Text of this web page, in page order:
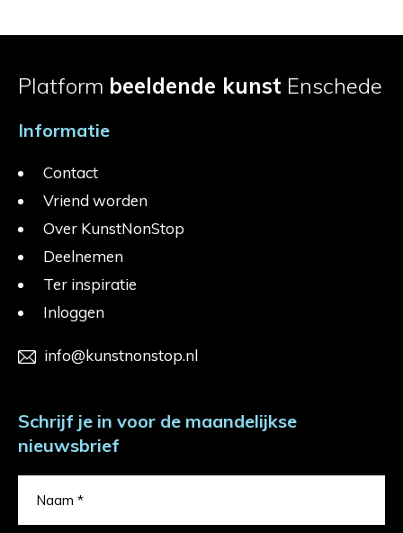
Platform beeldende kunst Enschede
Informatie
Contact
Vriend worden
Over KunstNonStop
Deelnemen
Ter inspiratie
Inloggen
info@kunstnonstop.nl
Schrijf je in voor de maandelijkse
nieuwsbrief